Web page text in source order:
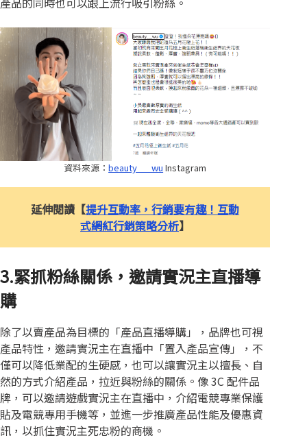
資料來源：beauty___wu Instagram
延伸閱讀【提升互動率，行銷要有趣！互動
式網紅行銷策略分析】
3.緊抓粉絲關係，邀請實況主直播導
購
除了以賣產品為目標的「產品直播導購」，品牌也可視
產品特性，邀請實況主在直播中「置入產品宣傳」，不
僅可以降低業配的生硬感，也可以讓實況主以擅長、自
然的方式介紹產品，拉近與粉絲的關係。像 3C 配件品
牌，可以邀請遊戲實況主在直播中，介紹電競專業保護
貼及電競專用手機等，並進一步推廣產品性能及優惠資
訊，以抓住實況主死忠粉的商機。